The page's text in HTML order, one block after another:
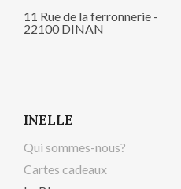
11 Rue de la ferronnerie -
22100 DINAN
INELLE
Qui sommes-nous?
Cartes cadeaux